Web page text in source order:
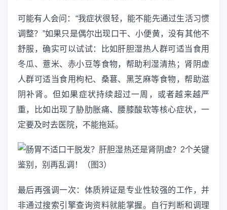
可能有人会问：“我症状很轻，能不能先通过生活习惯
调整？”如果只是偶尔出现口干、小便黄，没有其他不
舒服，确实可以试试：比如肝胆湿热人群可适当食用
冬瓜、薏米、赤小豆等食物，帮助利湿清热；肾阴虚
人群可适当食用枸杞、桑葚、黑芝麻等食物，帮助滋
阴补肾。但如果症状持续超过一周，或者越来越严
重，比如出现了胁肋胀痛、腰膝酸软等核心症状，一
定要及时去医院，不能拖延。
最后再强调一次：体质辨证是专业性较强的工作，并
非通过搜索引擎查询资料就能掌握。自行判断和调理